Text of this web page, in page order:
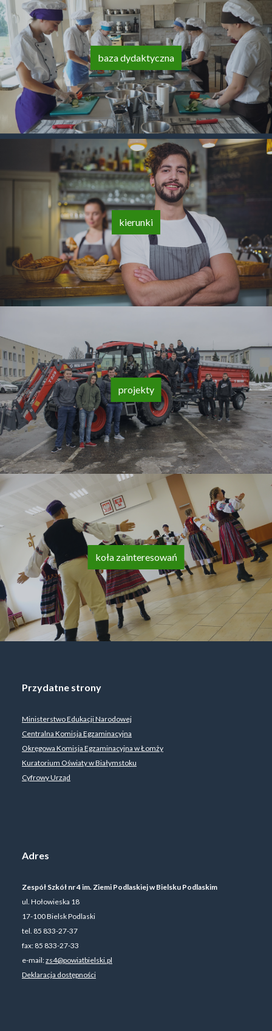
baza dydaktyczna
kierunki
projekty
koła zainteresowań
Przydatne strony
Ministerstwo Edukacji Narodowej
Centralna Komisja Egzaminacyjna
Okręgowa Komisja Egzaminacyjna w Łomży
Kuratorium Oświaty w Białymstoku
Cyfrowy Urząd
Adres
Zespół Szkół nr 4 im. Ziemi Podlaskiej w Bielsku Podlaskim
ul. Hołowieska 18
17-100 Bielsk Podlaski
tel. 85 833-27-37
fax: 85 833-27-33
e-mail:zs4@powiatbielski.pl
Deklaracja dostępności